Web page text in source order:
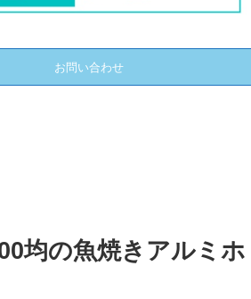
お問い合わせ
均の魚焼きアルミホ